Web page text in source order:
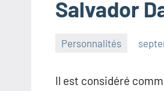
Salvador
Personnalités
Il est considéré